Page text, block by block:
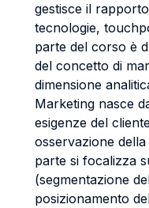
gestisce il
tecnologie,
parte del corso è
del concetto di
dimensione
Marketing nasce
esigenze del
osservazione
parte si focalizza
(segmentazione
posizionamento